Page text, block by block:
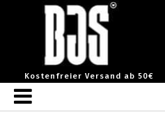
Kostenfreier Versand ab 50€